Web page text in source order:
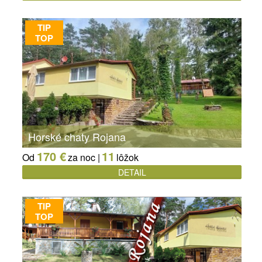
TIP
TOP
Horské chaty Rojana
Od 170 €za noc | 11 lôžok
DETAIL
TIP
TOP